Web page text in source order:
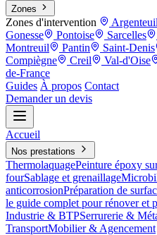
Zones
Zones d'intervention Argenteuil
Gonesse
Pontoise Sarcelles
Montreuil
Pantin Saint-Denis
Compiègne
Creil Val-d'Oise
de-France
Guides À propos Contact
Demander un devis
Accueil
Nos prestations
ThermolaquagePeinture époxy
fourSablage et grenaillage
anticorrosionPréparation de
le guide complet pour rénover et
Industrie & BTPSerrurerie &
TransportMobilier & Agencement